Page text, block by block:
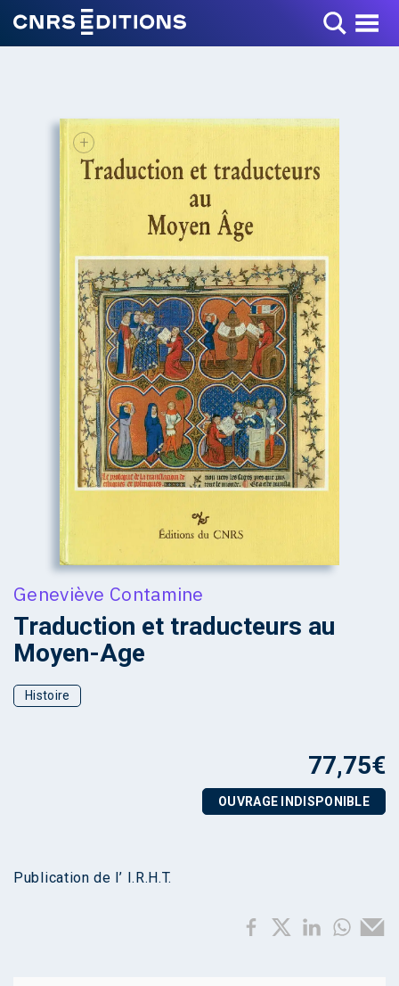
Toggle Menu
+
Geneviève Contamine
Traduction et traducteurs au
Moyen-Age
Histoire
77,75€
OUVRAGE INDISPONIBLE
Publication de l’ I.R.H.T.